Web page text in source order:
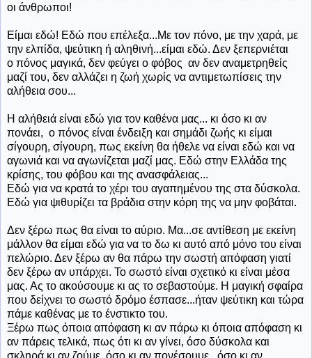
οι άνθρωποι!
Είμαι εδώ! Εδώ που επέλεξα...Με τον πόνο, με την χαρά, με
την ελπίδα, ψεύτικη ή αληθινή...είμαι εδώ. Δεν ξεπερνιέται
ο πόνος μαγικά, δεν φεύγει ο φόβος αν δεν αναμετρηθείς
μαζί του, δεν αλλάζει η ζωή χωρίς να αντιμετωπίσεις την
αλήθεια σου...
Η αλήθειά είναι εδώ για τον καθένα μας... κι όσο κι αν
πονάει, ο πόνος είναι ένδειξη και σημάδι ζωής κι είμαι
σίγουρη, σίγουρη, πως εκείνη θα ήθελε να είναι εδώ και να
αγωνιά και να αγωνίζεται μαζί μας. Εδώ στην Ελλάδα της
κρίσης, του φόβου και της ανασφάλειας...
Εδώ για να κρατά το χέρι του αγαπημένου της στα δύσκολα.
Εδώ για ψιθυρίζει τα βράδια στην κόρη της να μην φοβάται.
Δεν ξέρω πως θα είναι το αύριο. Μα...σε αντίθεση με εκείνη
μάλλον θα είμαι εδώ για να το δω κι αυτό από μόνο του είναι
πελώριο. Δεν ξέρω αν θα πάρω την σωστή απόφαση γιατί
δεν ξέρω αν υπάρχει. Το σωστό είναι σχετικό κι είναι μέσα
μας. Ας το ακούσουμε κι ας το σεβαστούμε. Η μαγική σφαίρα
που δείχνει το σωστό δρόμο έσπασε...ήταν ψεύτικη και τώρα
πάμε καθένας με το ένστικτο του.
Ξέρω πως όποια απόφαση κι αν πάρω κι όποια απόφαση κι
αν πάρεις τελικά, πως ότι κι αν γίνει, όσο δύσκολα και
σκληρά κι αν ζούμε, όσο κι αν πονέσουμε., όσο κι αν